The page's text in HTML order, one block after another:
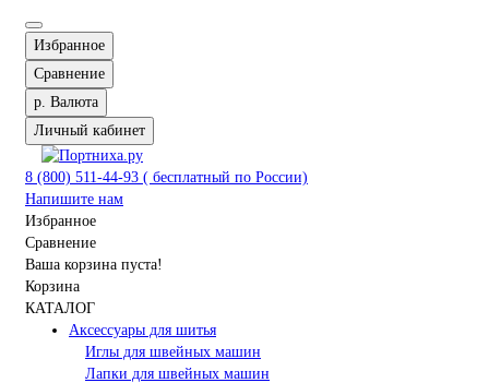
Избранное
Сравнение
р. Валюта
Личный кабинет
8 (800) 511-44-93 ( бесплатный по России)
Напишите нам
Избранное
Сравнение
Ваша корзина пуста!
Корзина
КАТАЛОГ
Аксессуары для шитья
Иглы для швейных машин
Лапки для швейных машин